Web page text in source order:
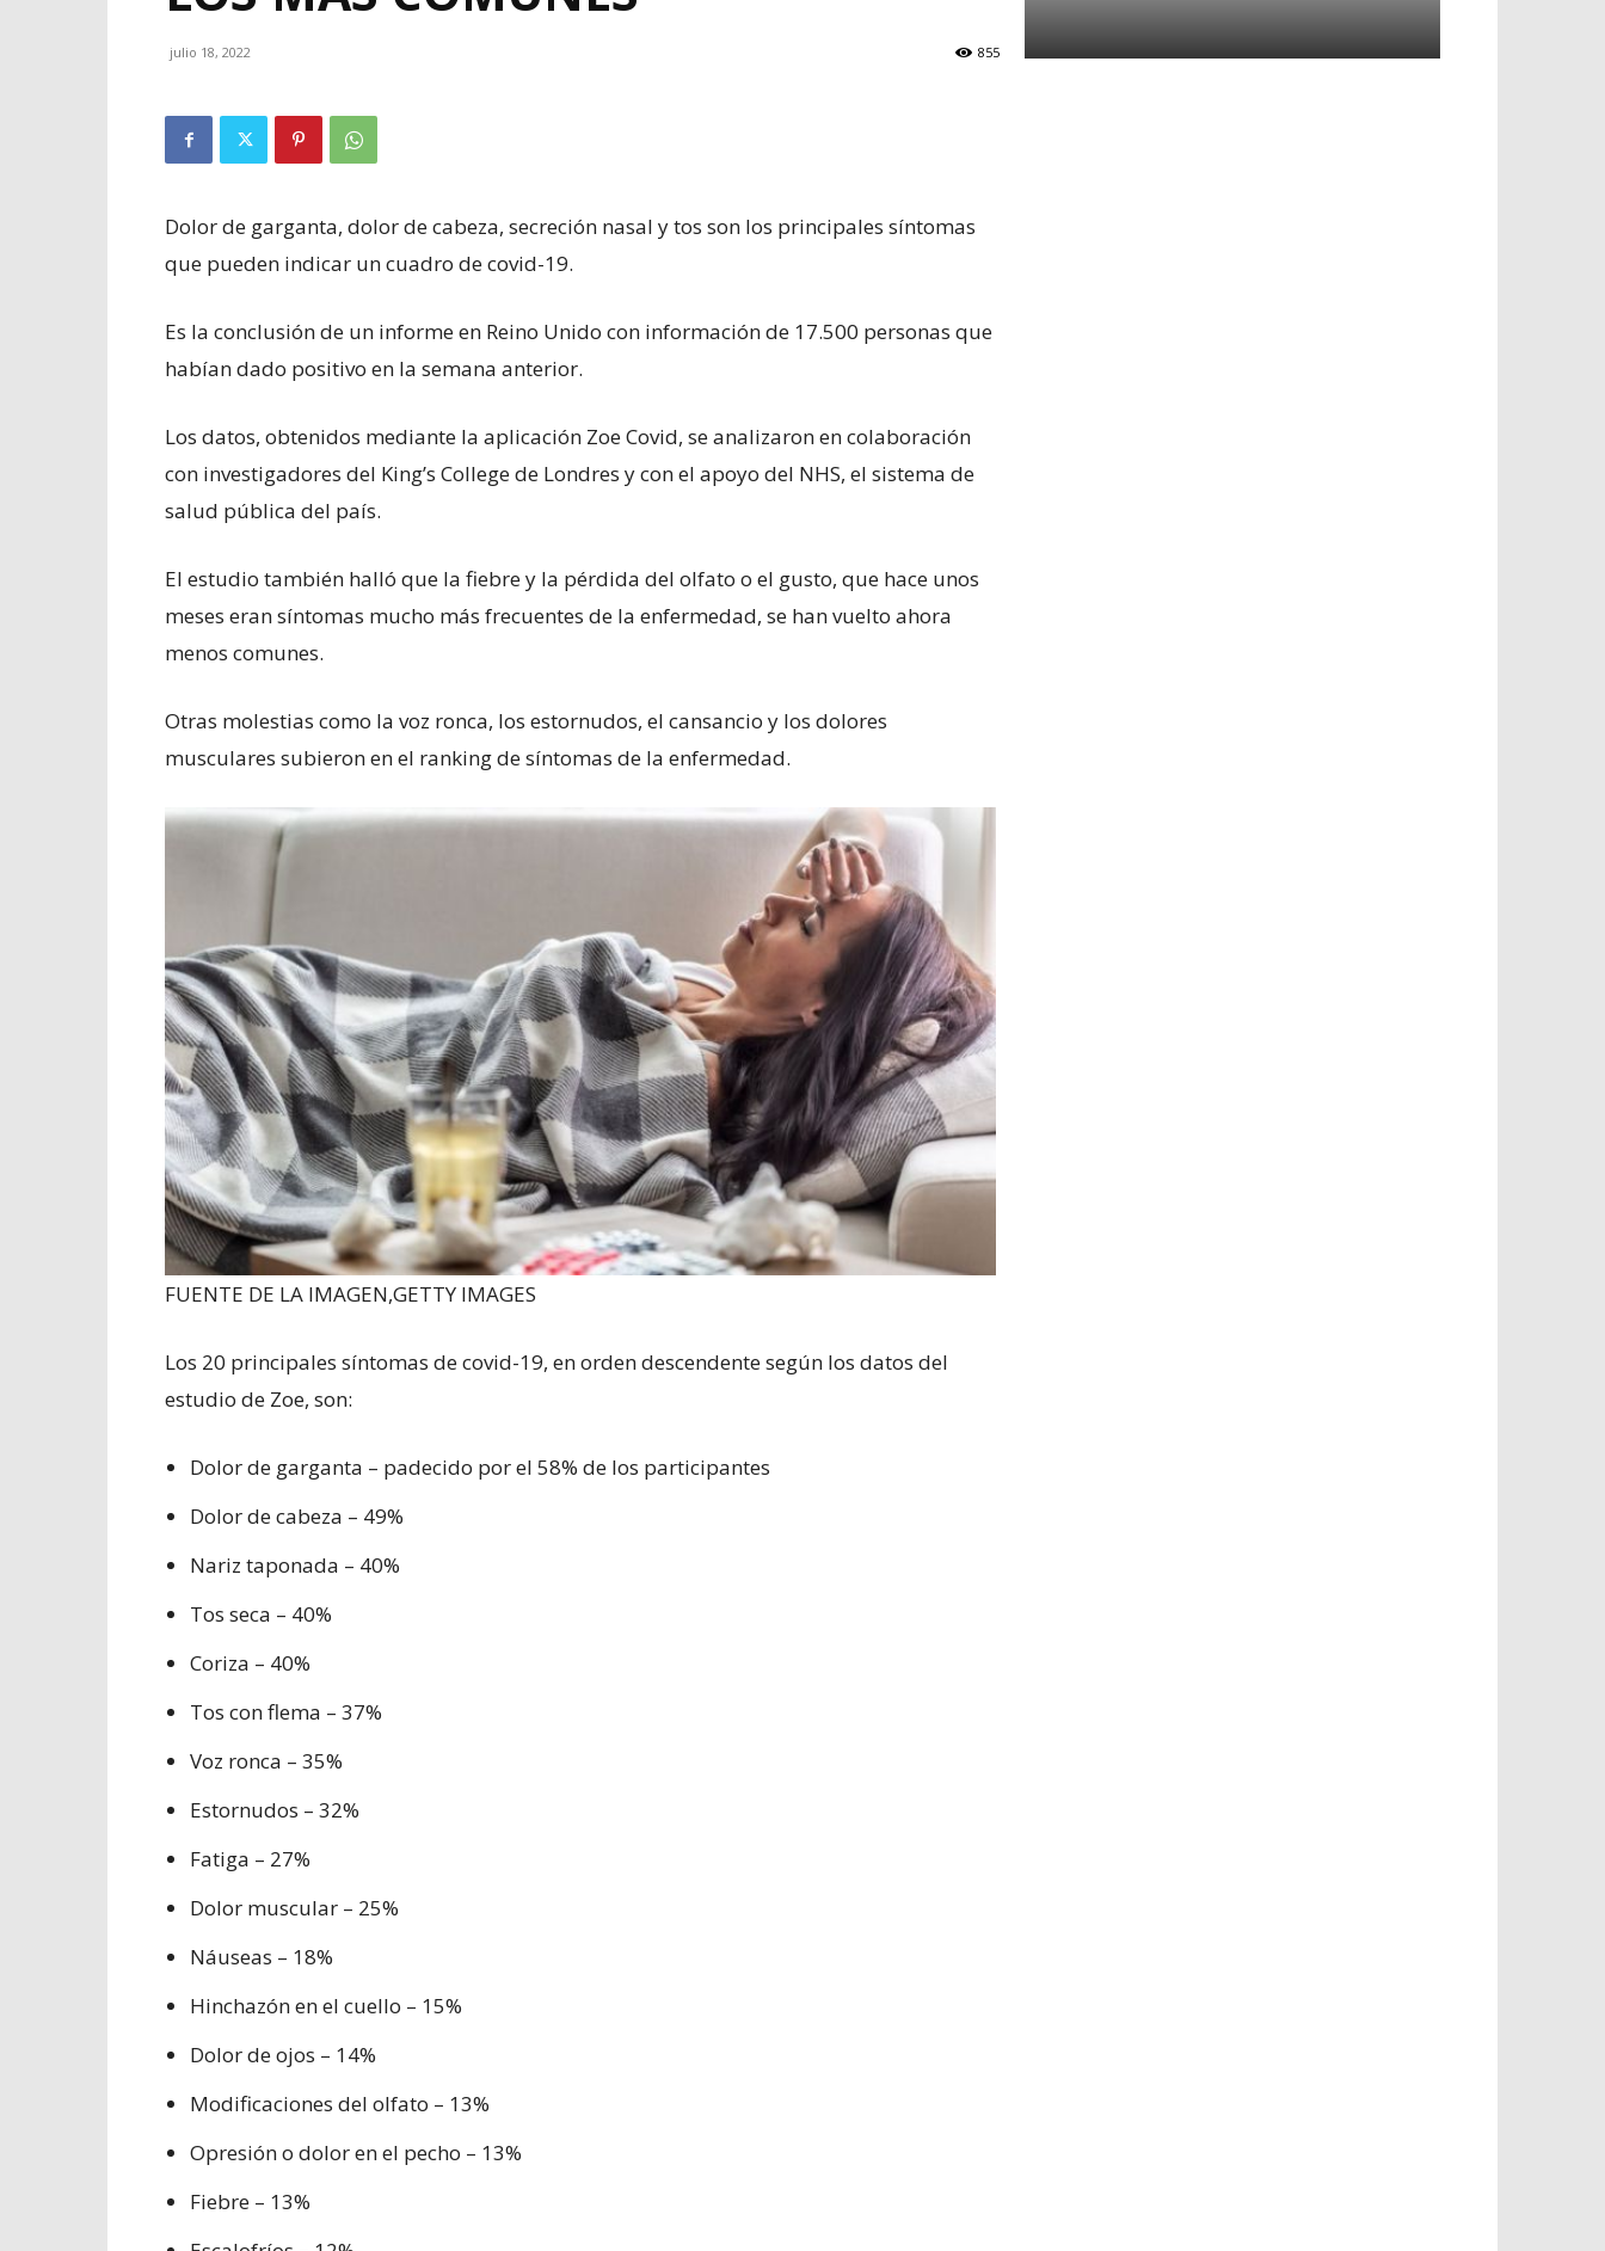
julio 18, 2022 855
Dolor de garganta, dolor de cabeza, secreción nasal y tos son los principales síntomas
que pueden indicar un cuadro de covid-19.
Es la conclusión de un informe en Reino Unido con información de 17.500 personas que
habían dado positivo en la semana anterior.
Los datos, obtenidos mediante la aplicación Zoe Covid, se analizaron en colaboración
con investigadores del King’s College de Londres y con el apoyo del NHS, el sistema de
salud pública del país.
El estudio también halló que la fiebre y la pérdida del olfato o el gusto, que hace unos
meses eran síntomas mucho más frecuentes de la enfermedad, se han vuelto ahora
menos comunes.
Otras molestias como la voz ronca, los estornudos, el cansancio y los dolores
musculares subieron en el ranking de síntomas de la enfermedad.
FUENTE DE LA IMAGEN,GETTY IMAGES
Los 20 principales síntomas de covid-19, en orden descendente según los datos del
estudio de Zoe, son:
Dolor de garganta – padecido por el 58% de los participantes
Dolor de cabeza – 49%
Nariz taponada – 40%
Tos seca – 40%
Coriza – 40%
Tos con flema – 37%
Voz ronca – 35%
Estornudos – 32%
Fatiga – 27%
Dolor muscular – 25%
Náuseas – 18%
Hinchazón en el cuello – 15%
Dolor de ojos – 14%
Modificaciones del olfato – 13%
Opresión o dolor en el pecho – 13%
Fiebre – 13%